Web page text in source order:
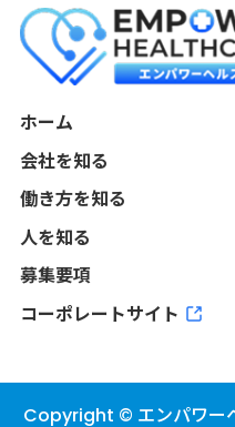
者提供記録についても開
尚、本手続きに伴い、提
えいや、提供者本人以外
する為、請求者が提供者
頂きます。
当社のグループ会社（当
下総称して「当社グルー
円滑に進め、適正な配属
場合がございます。詳細
「役職員等の個人情報の
エンパワーヘルスケア株
ホーム
会社を知る
働き方を知る
人を知る
募集要項
コーポレートサイト
Copyright © エンパワー